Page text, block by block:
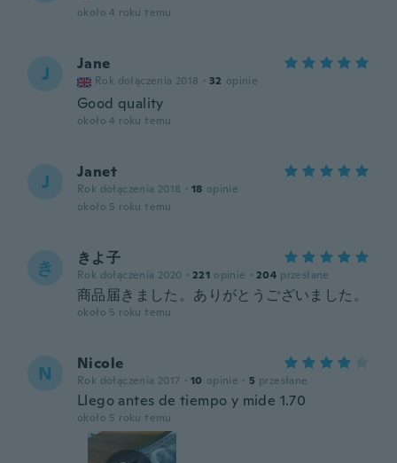
około 4 roku temu
J Jane
Rok dołączenia 2018 · 32 opinie
Good quality
około 4 roku temu
J Janet
Rok dołączenia 2018 · 18 opinie
około 5 roku temu
き きよ子
Rok dołączenia 2020 · 221 opinie · 204 przesłane
商品届きました。ありがとうございました。
około 5 roku temu
N Nicole
Rok dołączenia 2017 · 10 opinie · 5 przesłane
Llego antes de tiempo y mide 1.70
około 5 roku temu